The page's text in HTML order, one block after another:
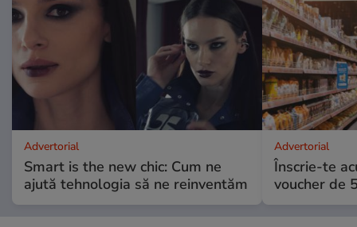
Advertorial
Smart is the new chic: Cum ne
ajută tehnologia să ne reinventăm
Advertorial
Înscrie-te
voucher de